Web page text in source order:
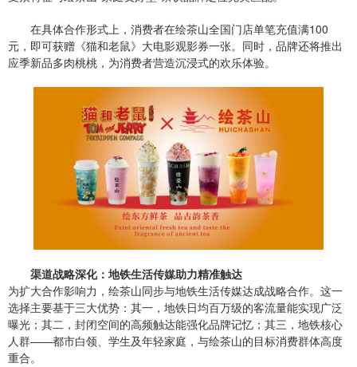
在具体合作形式上，消费者在绘茶山全国门店单笔充值满100
元，即可获赠《猫和老鼠》大电影观影券一张。同时，品牌还将推出
应季新品多肉桃桃，为消费者营造沉浸式的欢乐体验。
渠道战略深化：地铁生活传媒助力精准触达
为扩大合作影响力，绘茶山同步与地铁生活传媒达成战略合作。这一
选择主要基于三大优势：其一，地铁日均百万级的客流量能实现广泛
曝光；其二，封闭空间的高频触达能强化品牌记忆；其三，地铁核心
人群——都市白领、学生及年轻家庭，与绘茶山的目标消费群体高度
重合。